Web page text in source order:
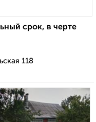
срок, в черте
118